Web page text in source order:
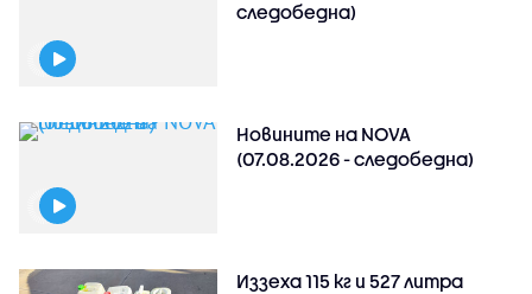
следобедна)
Новините на NOVA
(07.08.2026 - следобедна)
Иззеха 115 кг и 527 литра